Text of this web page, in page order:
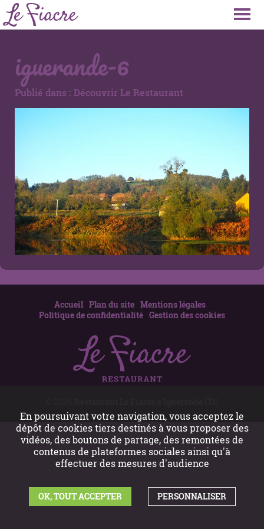
iguerande-6
Publié dans : Découvrir Le Restaurant
Accueil Plan du site Mentions légales
Politique de confidentialité Gestion des cookies
En poursuivant votre navigation, vous acceptez le
dépôt de cookies tiers destinés à vous proposer des
vidéos, des boutons de partage, des remontées de
contenus de plateformes sociales ainsi qu'à
effectuer des mesures d'audience
OK, TOUT ACCEPTER PERSONNALISER